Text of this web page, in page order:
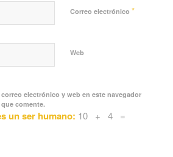
Correo electrónico *
Web
electrónico y web en este navegador
comente.
un ser humano: 10 + 4 =